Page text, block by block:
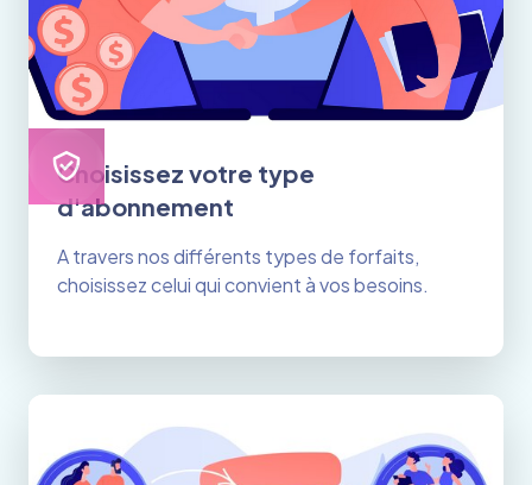
Choisissez votre type
d'abonnement
A travers nos différents types de forfaits,
choisissez celui qui convient à vos besoins.